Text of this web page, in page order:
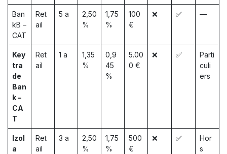
Ban
kB –
CAT
Ret
ail
5 a
2,50
%
1,75
%
100
€
❌ ✅ —
Key
tra
de
Ban
k –
CA
T
Ret
ail
1 a
1,35
%
0,9
45
%
5.00
0 €
❌ ✅
Parti
culi
ers
Izol
a
Ret
ail
3 a
2,50
%
1,75
%
500
€
❌ ✅
Hor
s